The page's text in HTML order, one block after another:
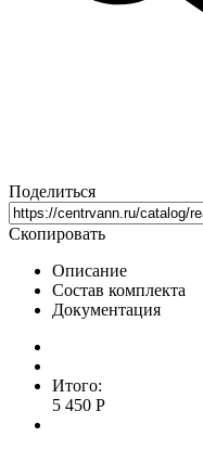
Поделиться
Скопировать
Описание
Состав комплекта
Документация
Итого:
5 450 Р